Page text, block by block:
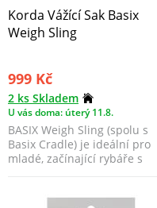
Korda Vážící Sak Basix
Weigh Sling
999 Kč
2 ks Skladem
U vás doma: úterý 11.8.
BASIX Weigh Sling (spolu s
Basix Cradle) je ideální pro
mladé, začínající rybáře s